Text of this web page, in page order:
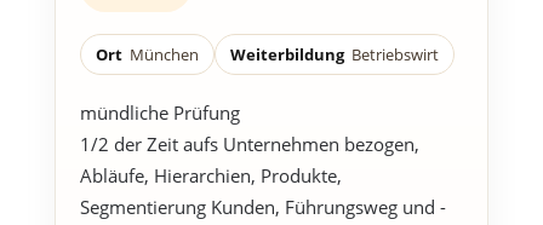
Ort München Weiterbildung Betriebswirt
mündliche Prüfung
1/2 der Zeit aufs Unternehmen bezogen,
Abläufe, Hierarchien, Produkte,
Segmentierung Kunden, Führungsweg und -